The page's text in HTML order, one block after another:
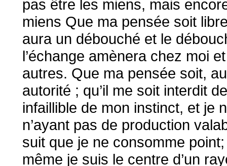
pas être les miens, mais
miens Que ma pensée soit
aura un débouché et le
l’échange amènera chez moi
autres. Que ma pensée soit,
autorité ; qu’il me soit interdit
infaillible de mon instinct, et je
n’ayant pas de production
suit que je ne consomme
même je suis le centre d’un